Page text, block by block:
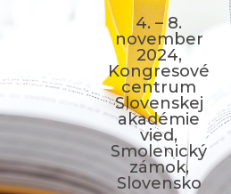
4. – 8.
november
2024,
Kongresové
centrum
Slovenskej
akadémie
vied,
Smolenický
zámok,
Slovensko